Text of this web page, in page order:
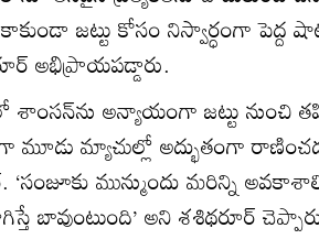
జట్టు కోసం నిస్వార్ధంగా పెద్ద
అభిప్రాయపడ్డారు.
అన్యాయంగా జట్టు నుంచి
మూడు మ్యాచుల్లో అద్భుతంగా
‘సంజూకు మున్ముందు మరిన్ని
బావుంటుంది’ అని శశిథరూర్